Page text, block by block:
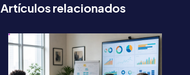
Artículos relacionados